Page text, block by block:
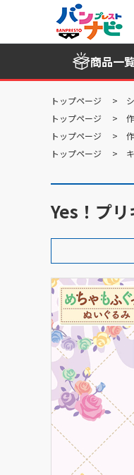
商品一
トップページ
トップページ
トップページ
トップページ
Yes！プ